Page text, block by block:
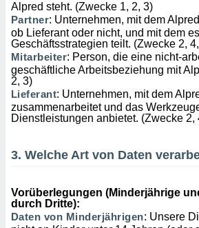
nicht
können
von
und
klicken.
Alpred steht. (Zwecke 1, 2, 3)
Partner: Unternehmen, mit dem
ob Lieferant oder nicht, und mit dem es
Geschäftsstrategien teilt. (Zwecke 2,
Mitarbeiter: Person, die eine nicht-
geschäftliche Arbeitsbeziehung mit
2, 3)
Lieferant: Unternehmen, mit dem
zusammenarbeitet und das
Dienstleistungen anbietet. (Zwecke 2,
3. Welche Art von Daten
Vorüberlegungen (Minderjährige
durch Dritte):
Daten von Minderjährigen: Unsere